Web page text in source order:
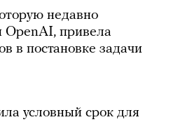
недавно
привела
в постановке задачи
условный срок для